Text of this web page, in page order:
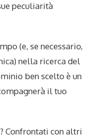
peculiarità
(e, se necessario,
nella ricerca del
ben scelto è un
il tuo
Confrontati con altri